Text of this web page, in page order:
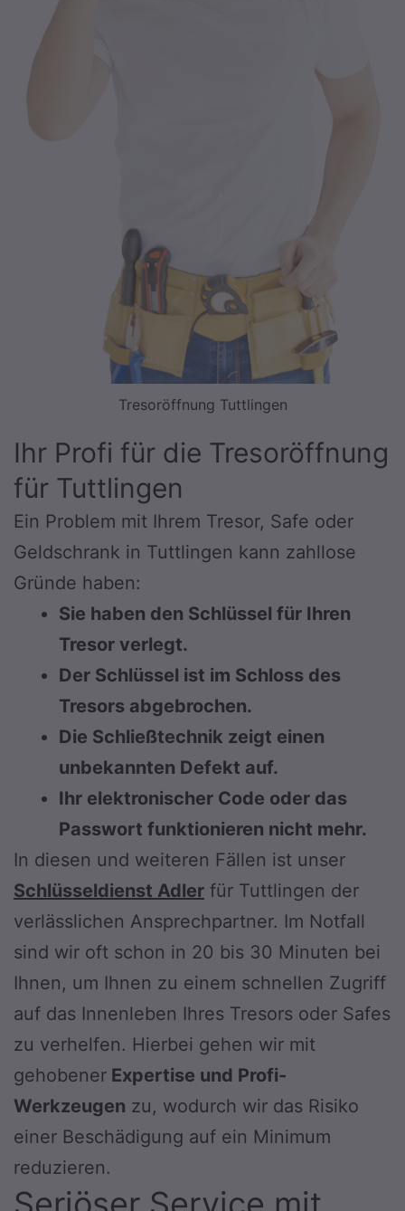
Tresoröffnung Tuttlingen
Ihr Profi für die Tresoröffnung
für Tuttlingen
Ein Problem mit Ihrem Tresor, Safe oder
Geldschrank in Tuttlingen kann zahllose
Gründe haben:
Sie haben den Schlüssel für Ihren
Tresor verlegt.
Der Schlüssel ist im Schloss des
Tresors abgebrochen.
Die Schließtechnik zeigt einen
unbekannten Defekt auf.
Ihr elektronischer Code oder das
Passwort funktionieren nicht mehr.
In diesen und weiteren Fällen ist unser
Schlüsseldienst Adler für Tuttlingen der
verlässlichen Ansprechpartner. Im Notfall
sind wir oft schon in 20 bis 30 Minuten bei
Ihnen, um Ihnen zu einem schnellen Zugriff
auf das Innenleben Ihres Tresors oder Safes
zu verhelfen. Hierbei gehen wir mit
gehobener Expertise und Profi-
Werkzeugen zu, wodurch wir das Risiko
einer Beschädigung auf ein Minimum
reduzieren.